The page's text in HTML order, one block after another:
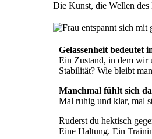
Die Kunst, die Wellen des
Gelassenheit bedeutet
Ein Zustand, in dem wir
Stabilität? Wie bleibt
Manchmal fühlt sich
Mal ruhig und klar, mal
Ruderst du hektisch
Eine Haltung. Ein